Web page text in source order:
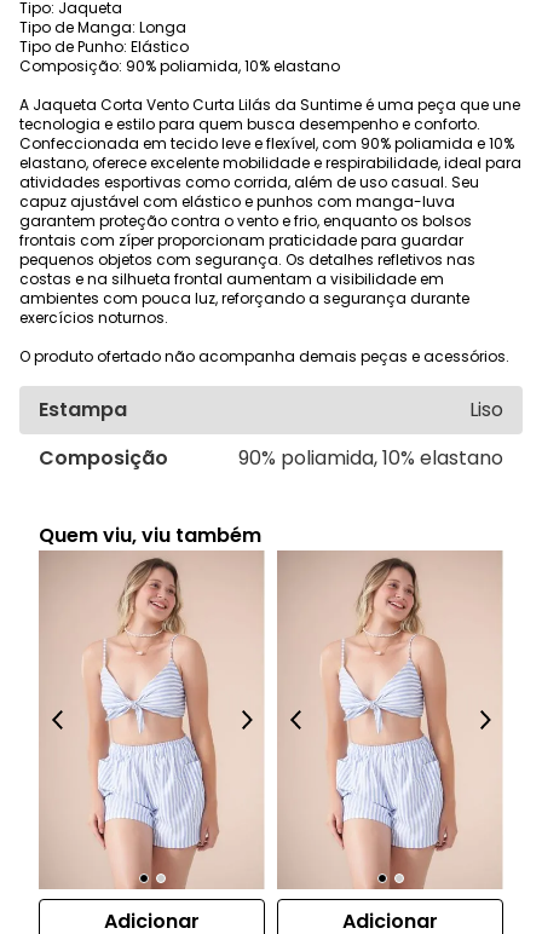
Tipo: Jaqueta
Tipo de Manga: Longa
Tipo de Punho: Elástico
Composição: 90% poliamida, 10% elastano
A Jaqueta Corta Vento Curta Lilás da Suntime é uma peça que une
tecnologia e estilo para quem busca desempenho e conforto.
Confeccionada em tecido leve e flexível, com 90% poliamida e 10%
elastano, oferece excelente mobilidade e respirabilidade, ideal para
atividades esportivas como corrida, além de uso casual. Seu
capuz ajustável com elástico e punhos com manga-luva
garantem proteção contra o vento e frio, enquanto os bolsos
frontais com zíper proporcionam praticidade para guardar
pequenos objetos com segurança. Os detalhes refletivos nas
costas e na silhueta frontal aumentam a visibilidade em
ambientes com pouca luz, reforçando a segurança durante
exercícios noturnos.
O produto ofertado não acompanha demais peças e acessórios.
Estampa
Liso
Composição
90% poliamida, 10% elastano
Quem viu, viu também
Adicionar Adicionar